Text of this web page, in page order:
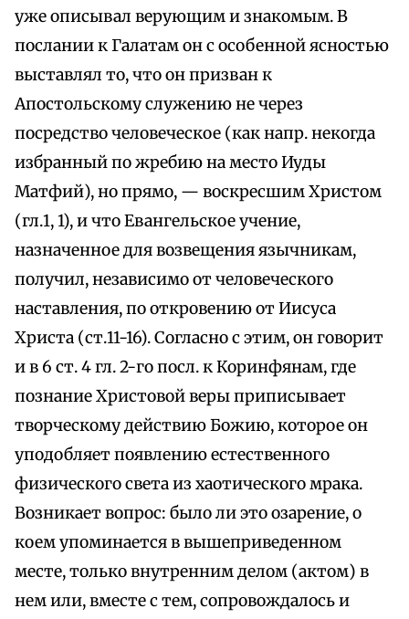
уже описывал верующим и знакомым. В
послании к Галатам он с особенной ясностью
выставлял то, что он призван к
Апостольскому служению не через
посредство человеческое (как напр. некогда
избранный по жребию на место Иуды
Матфий), но прямо, — воскресшим Христом
(гл.1, 1), и что Евангельское учение,
назначенное для возвещения язычникам,
получил, независимо от человеческого
наставления, по откровению от Иисуса
Христа (ст.11-16). Согласно с этим, он говорит
и в 6 ст. 4 гл. 2-го посл. к Коринфянам, где
познание Христовой веры приписывает
творческому действию Божию, которое он
уподобляет появлению естественного
физического света из хаотического мрака.
Возникает вопрос: было ли это озарение, о
коем упоминается в вышеприведенном
месте, только внутренним делом (актом) в
нем или, вместе с тем, сопровождалось и